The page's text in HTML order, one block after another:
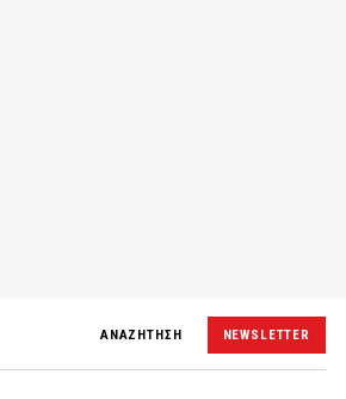
ΑΝΑΖΗΤΗΣΗ NEWSLETTER